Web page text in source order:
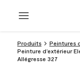
Produits
Peintures
Peinture d’extérieur
Allégresse 327